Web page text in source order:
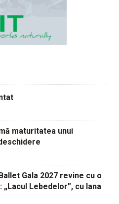
maturitatea unui
Gala 2027 revine cu o
Lebedelor”, cu Iana